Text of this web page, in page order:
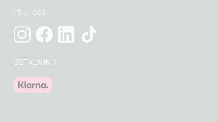
FÖLJ OSS
BETALNING